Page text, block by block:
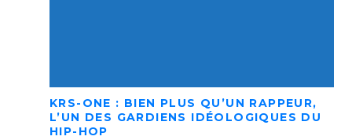
KRS-ONE : BIEN PLUS QU’UN RAPPEUR,
L’UN DES GARDIENS IDÉOLOGIQUES DU
HIP-HOP